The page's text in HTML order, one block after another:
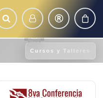
Cursos y Talleres